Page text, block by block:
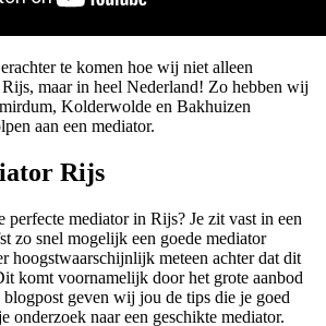
te komen hoe wij niet alleen
maar in heel Nederland! Zo hebben wij
Kolderwolde en Bakhuizen
aan een mediator.
Rijs
perfecte mediator in Rijs? Je zit vast in een
zo snel mogelijk een goede mediator
hoogstwaarschijnlijk meteen achter dat dit
komt voornamelijk door het grote aanbod
blogpost geven wij jou de tips die je goed
onderzoek naar een geschikte mediator.